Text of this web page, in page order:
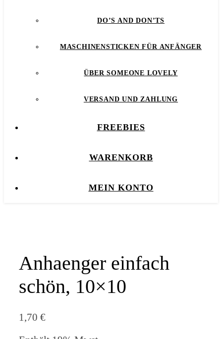
DO’S AND DON’TS
MASCHINENSTICKEN FÜR ANFÄNGER
ÜBER SOMEONE LOVELY
VERSAND UND ZAHLUNG
FREEBIES
WARENKORB
MEIN KONTO
Anhaenger einfach
schön, 10×10
1,70 €